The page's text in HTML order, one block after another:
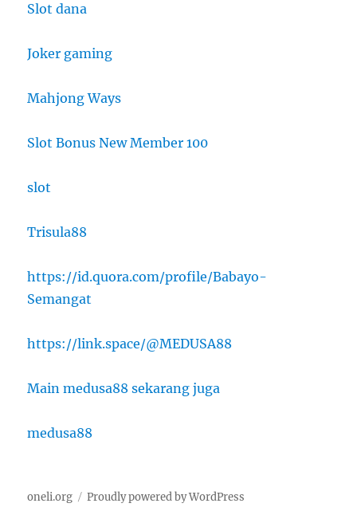
Slot dana
Joker gaming
Mahjong Ways
Slot Bonus New Member 100
slot
Trisula88
https://id.quora.com/profile/Babayo-
Semangat
https://link.space/@MEDUSA88
Main medusa88 sekarang juga
medusa88
oneli.org Proudly powered by WordPress